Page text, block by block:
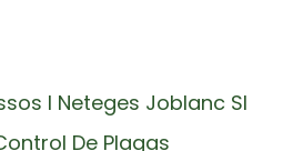
I Neteges Joblanc Sl
De Plagas